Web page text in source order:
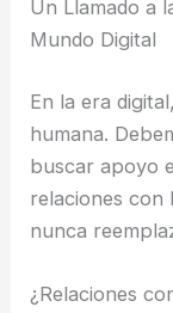
Un Llamado a
Mundo Digital
En la era
humana.
buscar apoyo
relaciones con
nunca
¿Relaciones